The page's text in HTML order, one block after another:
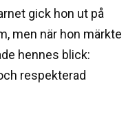
gick hon ut på
men när hon märkte
hennes blick:
respekterad